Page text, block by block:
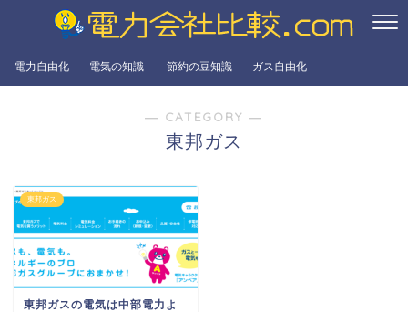
電力自由化 電気の知識 節約の豆知識 ガス自由化
― CATEGORY ―
東邦ガス
東邦ガス
東邦ガスの電気は中部電力よ